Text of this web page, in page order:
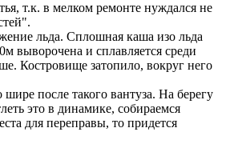
т.к. в мелком ремонте нуждался не
льда. Сплошная каша изо льда
выворочена и сплавляется среди
Костровище затопило, вокруг него
после такого вантуза. На берегу
это в динамике, собираемся
для переправы, то придется